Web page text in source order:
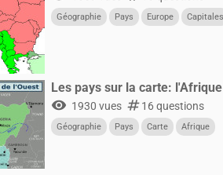
Géographie Pays Europe
Les pays sur la carte:
visibility 1930 vues numbers16 questions
Géographie Pays Carte Afrique